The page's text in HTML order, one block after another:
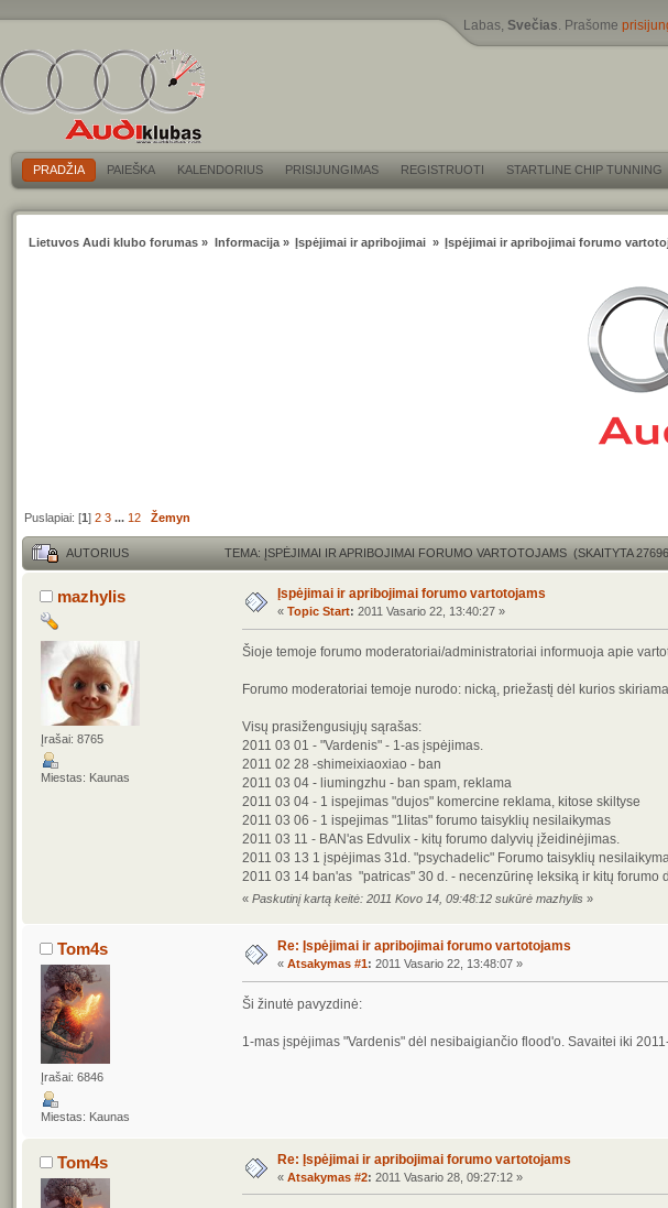
Labas, Svečias. Prašome
PRADŽIA PAIEŠKA KALENDORIUS PRISIJUNGIMAS REGISTRUOTI STARTLINE CHIP TUNNING
Lietuvos Audi klubo forumas » Informacija» Įspėjimai ir apribojimai » Įspėjimai ir apribojimai forumo
Puslapiai: [1]2 3 ... 12 Žemyn
AUTORIUS TEMA: ĮSPĖJIMAI IR APRIBOJIMAI FORUMO VARTOTOJAMS (SKAITYTA
mazhylis
Įrašai: 8765
Miestas: Kaunas
Įspėjimai ir apribojimai forumo vartotojams
« Topic Start: 2011 Vasario 22, 13:40:27 »
Šioje temoje forumo moderatoriai/administratoriai informuoja apie
Forumo moderatoriai temoje nurodo: nicką, priežastį dėl kurios
Visų prasižengusiųjų sąrašas:
2011 03 01 - "Vardenis" - 1-as įspėjimas.
2011 02 28 -shimeixiaoxiao - ban
2011 03 04 - liumingzhu - ban spam, reklama
2011 03 04 - 1 ispejimas "dujos" komercine reklama, kitose skiltyse
2011 03 06 - 1 ispejimas "1litas" forumo taisyklių nesilaikymas
2011 03 11 - BAN'as Edvulix - kitų forumo dalyvių įžeidinėjimas.
2011 03 13 1 įspėjimas 31d. "psychadelic" Forumo taisyklių
2011 03 14 ban'as "patricas" 30 d. - necenzūrinę leksiką ir kitų forumo
« Paskutinį kartą keitė: 2011 Kovo 14, 09:48:12 sukūrė mazhylis »
Tom4s
Įrašai: 6846
Miestas: Kaunas
Re: Įspėjimai ir apribojimai forumo vartotojams
« Atsakymas #1: 2011 Vasario 22, 13:48:07 »
Ši žinutė pavyzdinė:
1-mas įspėjimas "Vardenis" dėl nesibaigiančio flood'o. Savaitei iki
Tom4s Re: Įspėjimai ir apribojimai forumo vartotojams
« Atsakymas #2: 2011 Vasario 28, 09:27:12 »